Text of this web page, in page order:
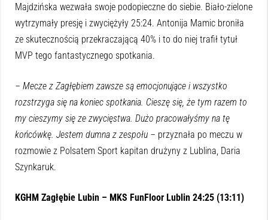
Majdzińska wezwała swoje podopieczne do siebie. Biało-zielone
wytrzymały presję i zwyciężyły 25:24. Antonija Mamic broniła
ze skutecznością przekraczającą 40% i to do niej trafił tytuł
MVP tego fantastycznego spotkania.
– Mecze z Zagłębiem zawsze są emocjonujące i wszystko
rozstrzyga się na koniec spotkania. Cieszę się, że tym razem to
my cieszymy się ze zwycięstwa. Dużo pracowałyśmy na tę
końcówkę. Jestem dumna z zespołu – przyznała po meczu w
rozmowie z Polsatem Sport kapitan drużyny z Lublina, Daria
Szynkaruk.
KGHM Zagłębie Lubin – MKS FunFloor Lublin 24:25 (13:11)